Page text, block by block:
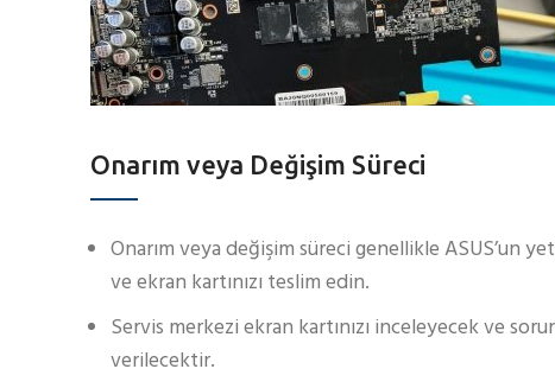
Onarım veya Değişim Süreci
Onarım veya değişim süreci genellikle ASUS’un
ve ekran kartınızı teslim edin.
Servis merkezi ekran kartınızı inceleyecek ve
verilecektir.